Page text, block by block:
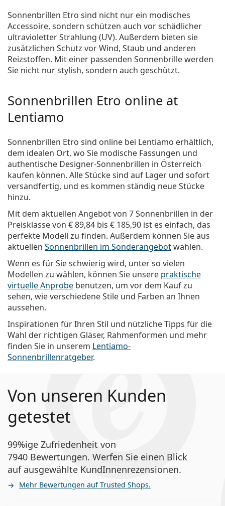
Sonnenbrillen Etro sind nicht nur ein modisches
Accessoire, sondern schützen auch vor schädlicher
ultravioletter Strahlung (UV). Außerdem bieten sie
zusätzlichen Schutz vor Wind, Staub und anderen
Reizstoffen. Mit einer passenden Sonnenbrille werden
Sie nicht nur stylish, sondern auch geschützt.
Sonnenbrillen Etro online at
Lentiamo
Sonnenbrillen Etro sind online bei Lentiamo erhältlich,
dem idealen Ort, wo Sie modische Fassungen und
authentische Designer-Sonnenbrillen in Österreich
kaufen können. Alle Stücke sind auf Lager und sofort
versandfertig, und es kommen ständig neue Stücke
hinzu.
Mit dem aktuellen Angebot von 7 Sonnenbrillen in der
Preisklasse von € 89,84 bis € 185,90 ist es einfach, das
perfekte Modell zu finden. Außerdem können Sie aus
aktuellen Sonnenbrillen im Sonderangebotwählen.
Wenn es für Sie schwierig wird, unter so vielen
Modellen zu wählen, können Sie unsere praktische
virtuelle Anprobe benutzen, um vor dem Kauf zu
sehen, wie verschiedene Stile und Farben an Ihnen
aussehen.
Inspirationen für Ihren Stil und nützliche Tipps für die
Wahl der richtigen Gläser, Rahmenformen und mehr
finden Sie in unserem Lentiamo-
Sonnenbrillenratgeber.
Von unseren Kunden
getestet
99%ige Zufriedenheit von
7940 Bewertungen. Werfen Sie einen Blick
auf ausgewählte KundInnenrezensionen.
Mehr Bewertungen auf Trusted Shops.